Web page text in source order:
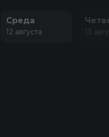
Среда
12 августа 13